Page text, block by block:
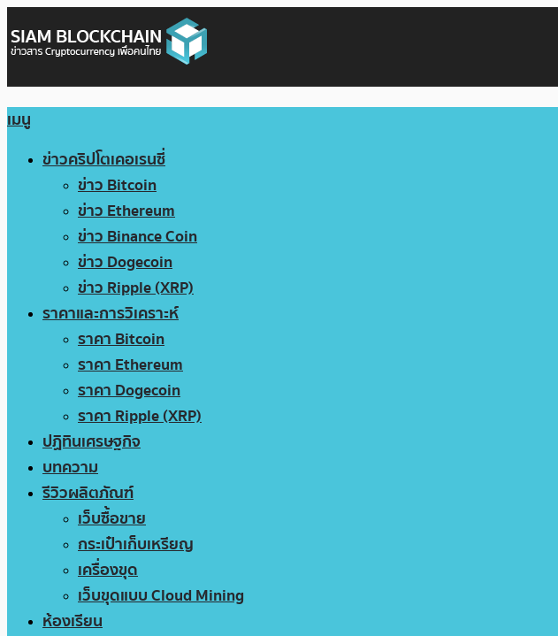
เมนู
ข่าวคริปโตเคอเรนซี่
ข่าว Bitcoin
ข่าว Ethereum
ข่าว Binance Coin
ข่าว Dogecoin
ข่าว Ripple (XRP)
ราคาและการวิเคราะห์
ราคา Bitcoin
ราคา Ethereum
ราคา Dogecoin
ราคา Ripple (XRP)
ปฏิทินเศรษฐกิจ
บทความ
รีวิวผลิตภัณฑ์
เว็บซื้อขาย
กระเป๋าเก็บเหรียญ
เครื่องขุด
เว็บขุดแบบ Cloud Mining
ห้องเรียน